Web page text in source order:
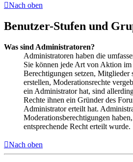
Nach oben
Benutzer-Stufen und
Was sind Administratoren?
Administratoren haben die
Sie können jede Art von Aktion
Berechtigungen setzen, Mitglieder
erstellen, Moderationsrechte
ein Administrator hat, sind
Rechte ihnen ein Gründer des
Administrator erteilt hat.
Moderationsberechtigungen
entsprechende Recht erteilt wurde.
Nach oben